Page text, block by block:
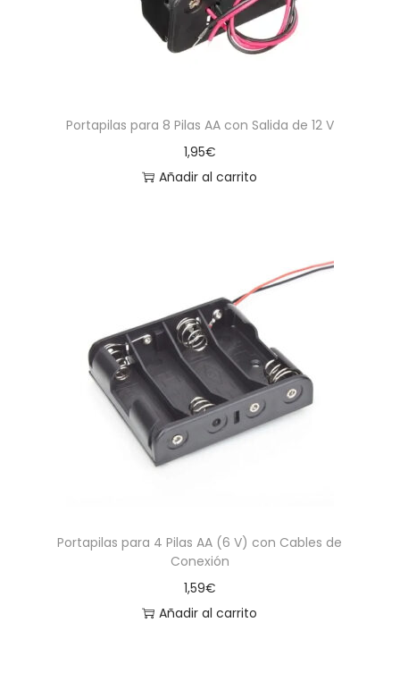
Portapilas para 8 Pilas AA con Salida de 12 V
1,95€
Añadir al carrito
Portapilas para 4 Pilas AA (6 V) con Cables de
Conexión
1,59€
Añadir al carrito